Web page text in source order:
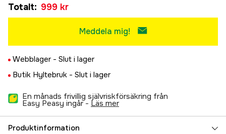
Totalt: 999 kr
Meddela mig!
Webblager - Slut i lager
Butik Hyltebruk - Slut i lager
En månads frivillig självriskförsäkring från
Easy Peasy ingår - läs mer
Produktinformation